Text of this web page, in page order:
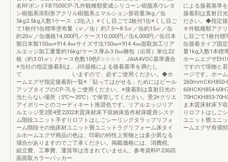
名RFボンドFB7500CP-7L外観種類変成シリコーン樹脂系ウレタ
ン樹脂系溶剤形アクリル樹脂系エマルション形容量3kg／缶
5kg2.5kg入数1ケース（2缶入）※くし目ごて2枚付1缶※くし目ご
て1枚付1缶標準塗布量（㎡／缶）約7.5〜8.5㎡／缶約15㎡／缶
約20㎡／缶価格14,000円／ケース10,000円／缶6,000円／缶日本
製日本製150㎜×914.4㎜サイズ寸法150㎜×914.4㎜面取加工リア
ルエッジ加工重量約16kg/ケース厚み3.0㎜梱包（出荷）単位22
枚（約3.01㎡）/ケース色数10色F☆☆☆☆ JAIA4VOC基準適合
※当社の指定接着剤は、JIS規格による接着基準を満たし
て いますので、必ずご使用ください。◆ホ
ームエグザ指定接着剤一覧※「貼ってはがせる」ためにはピール
アップタイプのCP-7Lをご使用ください。※接着剤は直射日光の
当たらない場所（5℃〜35℃）で保管してください。受2※クリエ
アイボリーとのコーディネート推奨色です。リアルエッジリア
ルエッジ受2受4受2202木質床材床下収納床造作材床暖房システ
ム階段ユニット手すりロフトはしごシーリングタラップリフォ
ーム階段その他床材ユニット畳ユニットラグリフォーム床タイ
ルホームエグザ商品の色は、印刷の特性上実物とは多少異なる
場合がありますのでご了承ください。掲載価格には、消費税、
組立費、工事費、運賃等は含まれていません。参考資料P.236四
面面取カラーバッカー
による接着基準
接着剤は直射日
ださい。◆指定
キ外観種類アク
し目ごて1枚付
缶接着タイプ固
量1kg入数1本標
ホームエグザ
ですので現物と
ージです。ホー
260mmCKH850-
60HCKH854-
70HCKH853-
ま木質床材床下
りロフトはしご
ユニット畳ユニ
ームエグザ有償